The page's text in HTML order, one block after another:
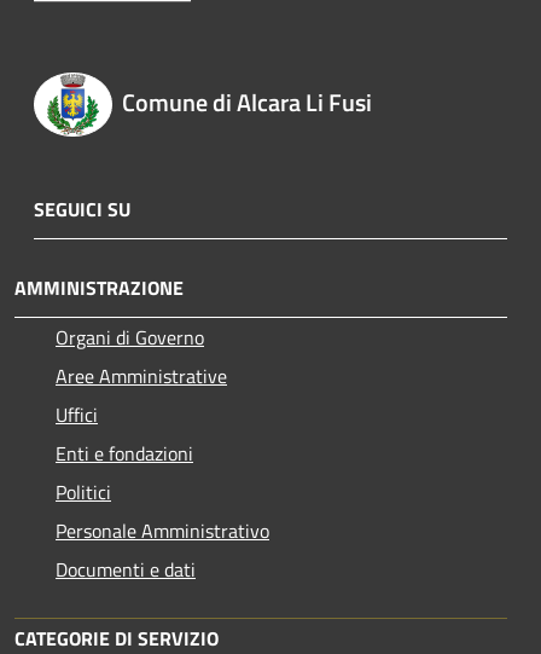
Comune di Alcara Li Fusi
SEGUICI SU
AMMINISTRAZIONE
Organi di Governo
Aree Amministrative
Uffici
Enti e fondazioni
Politici
Personale Amministrativo
Documenti e dati
CATEGORIE DI SERVIZIO